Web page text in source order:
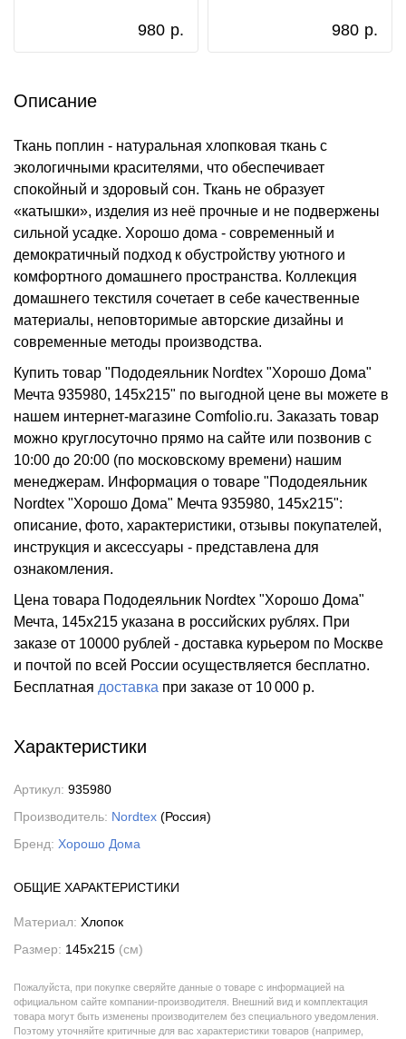
980 р. 980 р.
Описание
Ткань поплин - натуральная хлопковая ткань с
экологичными красителями, что обеспечивает
спокойный и здоровый сон. Ткань не образует
«катышки», изделия из неё прочные и не подвержены
сильной усадке. Хорошо дома - современный и
демократичный подход к обустройству уютного и
комфортного домашнего пространства. Коллекция
домашнего текстиля сочетает в себе качественные
материалы, неповторимые авторские дизайны и
современные методы производства.
Купить товар "Пододеяльник Nordtex "Хорошо Дома"
Мечта 935980, 145x215" по выгодной цене вы можете в
нашем интернет-магазине Comfolio.ru. Заказать товар
можно круглосуточно прямо на сайте или позвонив с
10:00 до 20:00 (по московскому времени) нашим
менеджерам. Информация о товаре "Пододеяльник
Nordtex "Хорошо Дома" Мечта 935980, 145x215":
описание, фото, характеристики, отзывы покупателей,
инструкция и аксессуары - представлена для
ознакомления.
Цена товара Пододеяльник Nordtex "Хорошо Дома"
Мечта, 145x215 указана в российских рублях. При
заказе от 10000 рублей - доставка курьером по Москве
и почтой по всей России осуществляется бесплатно.
Бесплатная доставка при заказе от 10 000 р.
Характеристики
Артикул: 935980
Производитель: Nordtex (Россия)
Бренд: Хорошо Дома
ОБЩИЕ ХАРАКТЕРИСТИКИ
Материал: Хлопок
Размер: 145x215 (см)
Пожалуйста, при покупке сверяйте данные о товаре с информацией на
официальном сайте компании-производителя. Внешний вид и комплектация
товара могут быть изменены производителем без специального уведомления.
Поэтому уточняйте критичные для вас характеристики товаров (например,